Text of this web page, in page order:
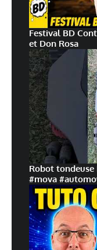
Festival BD
et Don Rosa
Robot
#mova